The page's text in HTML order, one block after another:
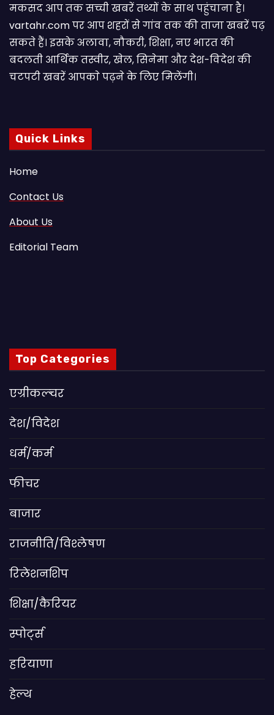
मकसद आप तक सच्ची खबरें तथ्यों के साथ पहुंचाना है।
vartahr.com पर आप शहरों से गांव तक की ताजा खबरें पढ़
सकते हैं। इसके अलावा, नौकरी, शिक्षा, नए भारत की
बदलती आर्थिक तस्वीर, खेल, सिनेमा और देश-विदेश की
चटपटी खबरें आपकाे पढ़ने के लिए मिलेंगी।
Quick Links
Home
Contact Us
About Us
Editorial Team
Top Categories
एग्रीकल्चर
देश/विदेश
धर्म/कर्म
फीचर
बाजार
राजनीति/विश्लेषण
रिलेशनशिप
शिक्षा/कैरियर
स्पोर्ट्स
हरियाणा
हेल्थ